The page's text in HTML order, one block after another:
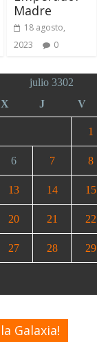
Madre
18 agosto,
2023
0
julio 3302
X J V
1
6 7 8
13 14 15
20 21 22
27 28 29
Galaxia!